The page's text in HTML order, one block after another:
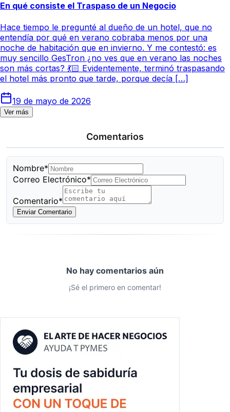
En qué consiste el Traspaso de un Negocio
Hace tiempo le pregunté al dueño de un hotel, que no
entendía por qué en verano cobraba menos por una
noche de habitación que en invierno. Y me contestó: es
muy sencillo GesTron ¿no ves que en verano las noches
son más cortas? 💃🏻 Evidentemente, terminó traspasando
el hotel más pronto que tarde, porque decía […]
19 de mayo de 2026
Ver más
Comentarios
Nombre*
Correo Electrónico*
Comentario*
Enviar Comentario
No hay comentarios aún
¡Sé el primero en comentar!